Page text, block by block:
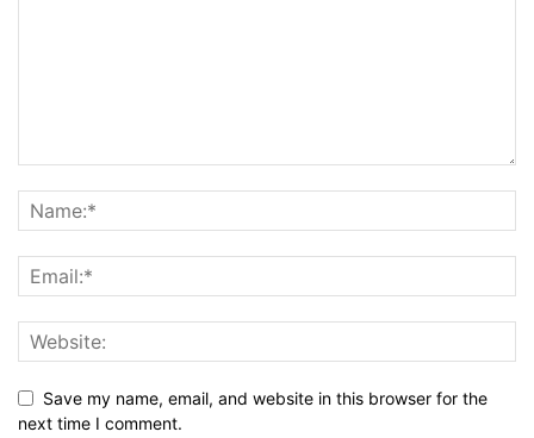
Save my name, email, and website in this browser for the
next time I comment.